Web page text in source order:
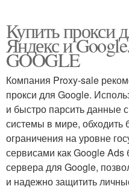
Купить прокси
Яндекс и
GOOGLE
Компания Proxy-sale
прокси для Google.
и быстро парсить данные
системы в мире, обходить
ограничения на уровне
сервисами как Google Ads
сервера для Google,
и надежно защитить